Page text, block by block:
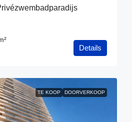
Details
TE KOOP DOORVERKOOP